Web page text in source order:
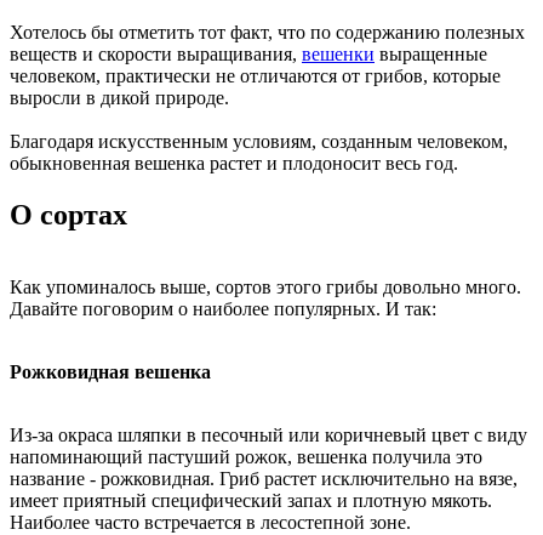
Хотелось бы отметить тот факт, что по содержанию полезных
веществ и скорости выращивания, вешенки выращенные
человеком, практически не отличаются от грибов, которые
выросли в дикой природе.
Благодаря искусственным условиям, созданным человеком,
обыкновенная вешенка растет и плодоносит весь год.
О сортах
Как упоминалось выше, сортов этого грибы довольно много.
Давайте поговорим о наиболее популярных. И так:
Рожковидная вешенка
Из-за окраса шляпки в песочный или коричневый цвет с виду
напоминающий пастуший рожок, вешенка получила это
название - рожковидная. Гриб растет исключительно на вязе,
имеет приятный специфический запах и плотную мякоть.
Наиболее часто встречается в лесостепной зоне.